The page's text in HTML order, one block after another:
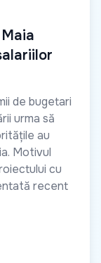
de bugetari
urma să
au
Motivul
cu
recent